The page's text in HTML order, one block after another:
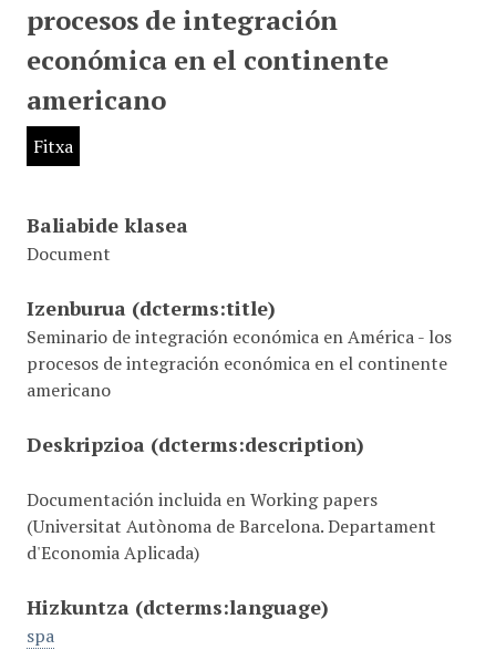
procesos de integración
económica en el continente
americano
Fitxa
Baliabide klasea
Document
Izenburua (dcterms:title)
Seminario de integración económica en América - los
procesos de integración económica en el continente
americano
Deskripzioa (dcterms:description)
Documentación incluida en Working papers
(Universitat Autònoma de Barcelona. Departament
d'Economia Aplicada)
Hizkuntza (dcterms:language)
spa